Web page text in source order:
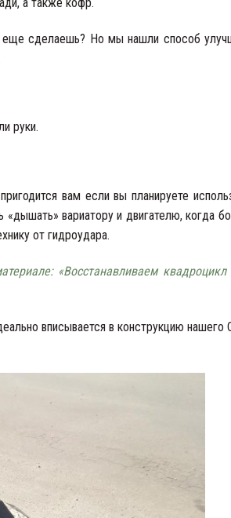
еще сделаешь? Но мы нашли способ
руки.
вам если вы планируете
вариатору и двигателю, когда
от гидроудара.
«Восстанавливаем квадроцикл
вписывается в конструкцию нашего